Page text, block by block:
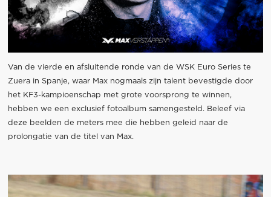
Van de vierde en afsluitende ronde van de WSK Euro Series te
Zuera in Spanje, waar Max nogmaals zijn talent bevestigde door
het KF3-kampioenschap met grote voorsprong te winnen,
hebben we een exclusief fotoalbum samengesteld. Beleef via
deze beelden de meters mee die hebben geleid naar de
prolongatie van de titel van Max.